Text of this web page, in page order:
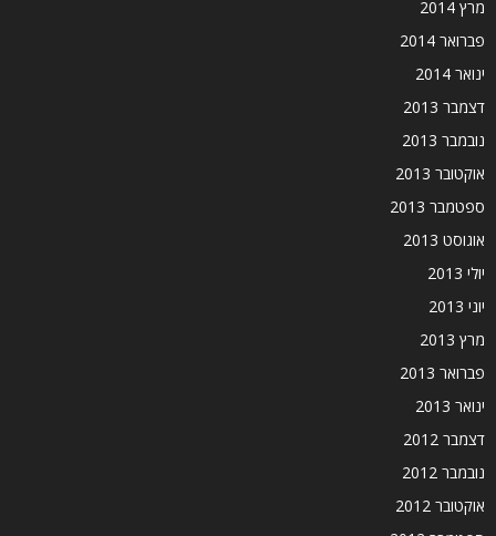
מרץ 2014
פברואר 2014
ינואר 2014
דצמבר 2013
נובמבר 2013
אוקטובר 2013
ספטמבר 2013
אוגוסט 2013
יולי 2013
יוני 2013
מרץ 2013
פברואר 2013
ינואר 2013
דצמבר 2012
נובמבר 2012
אוקטובר 2012